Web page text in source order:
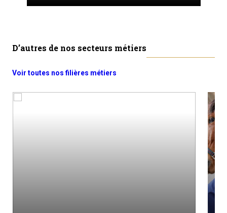
D’autres de nos secteurs métiers
Voir toutes nos filières métiers